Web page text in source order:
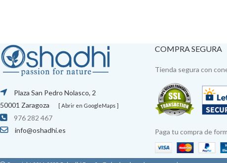
Plaza San Pedro Nolasco, 2
50001 Zaragoza
[ Abrir en GoogleMaps ]
976 282 467
info@oshadhi.es
COMPRA SEGURA
Tienda segura con
Paga tu compra de